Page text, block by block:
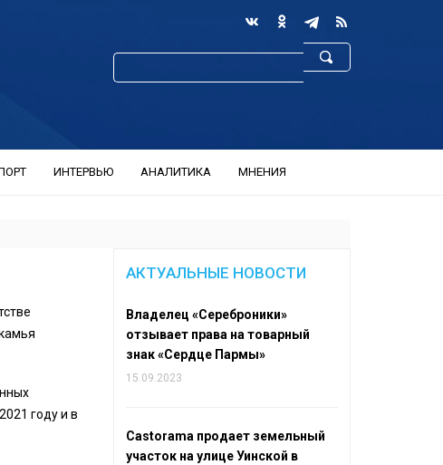
ИНТЕРВЬЮ АНАЛИТИКА МНЕНИЯ
году и в
АКТУАЛЬНЫЕ НОВОСТИ
Владелец «Сереброники»
отзывает права на товарный
знак «Сердце Пармы»
15.09.2023
Castorama продает земельный
участок на улице Уинской в